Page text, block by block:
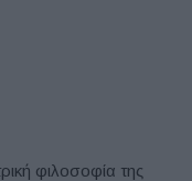
φιλοσοφία της